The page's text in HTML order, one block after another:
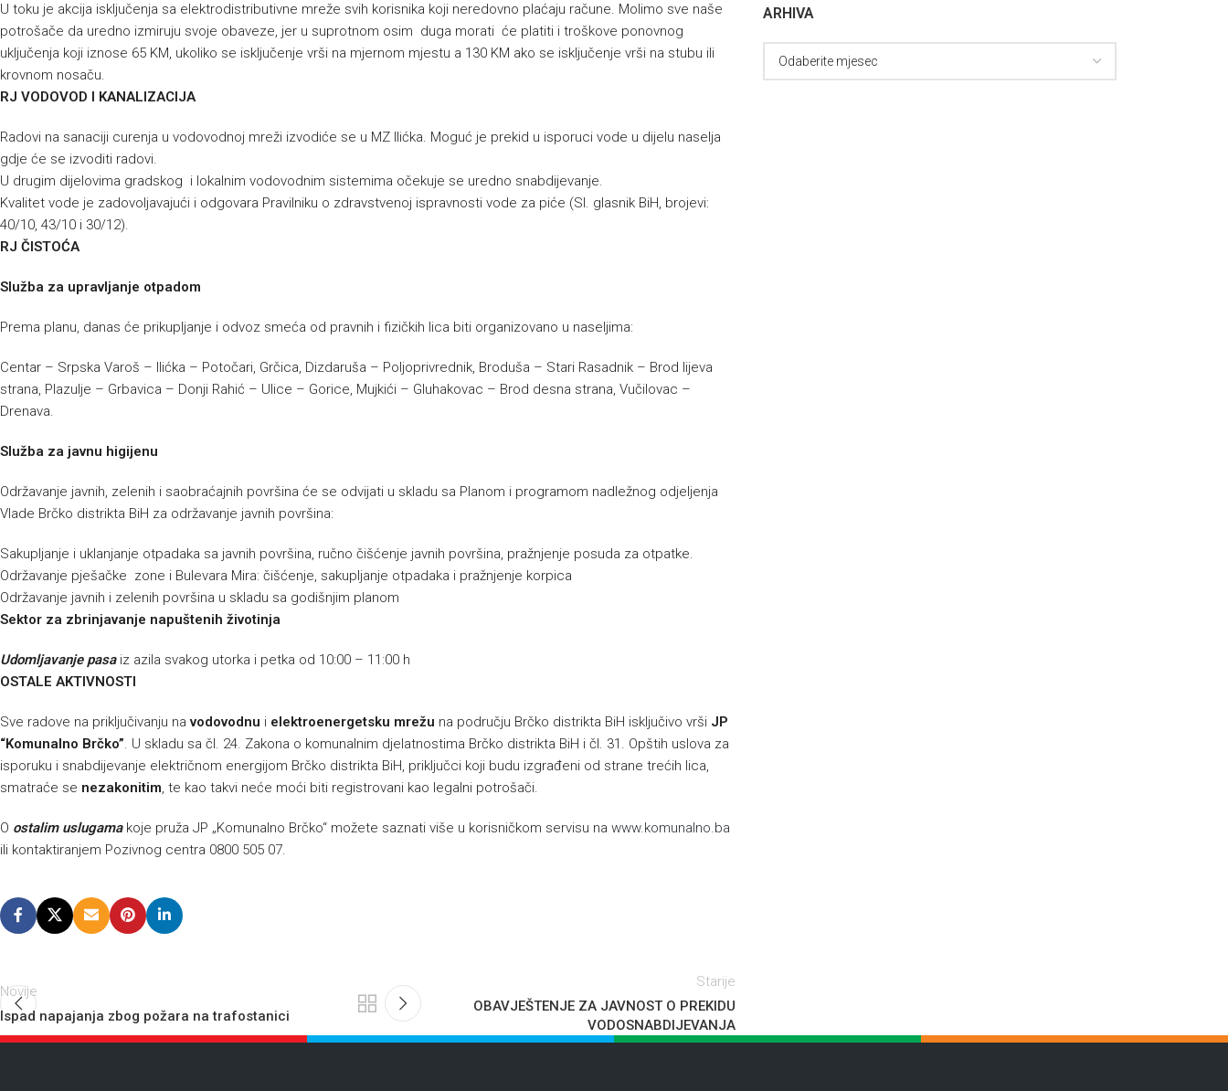
U toku je akcija isključenja sa elektrodistributivne mreže svih korisnika koji neredovno plaćaju račune. Molimo sve naše
potrošače da uredno izmiruju svoje obaveze, jer u suprotnom osim duga morati će platiti i troškove ponovnog
uključenja koji iznose 65 KM, ukoliko se isključenje vrši na mjernom mjestu a 130 KM ako se isključenje vrši na stubu ili
krovnom nosaču.
RJ VODOVOD I KANALIZACIJA
Radovi na sanaciji curenja u vodovodnoj mreži izvodiće se u MZ Ilićka. Moguć je prekid u isporuci vode u dijelu naselja
gdje će se izvoditi radovi.
U drugim dijelovima gradskog i lokalnim vodovodnim sistemima očekuje se uredno snabdijevanje.
Kvalitet vode je zadovoljavajući i odgovara Pravilniku o zdravstvenoj ispravnosti vode za piće (Sl. glasnik BiH, brojevi:
40/10, 43/10 i 30/12).
RJ ČISTOĆA
Služba za upravljanje otpadom
Prema planu, danas će prikupljanje i odvoz smeća od pravnih i fizičkih lica biti organizovano u naseljima:
Centar – Srpska Varoš – Ilićka – Potočari, Grčica, Dizdaruša – Poljoprivrednik, Broduša – Stari Rasadnik – Brod lijeva
strana, Plazulje – Grbavica – Donji Rahić – Ulice – Gorice, Mujkići – Gluhakovac – Brod desna strana, Vučilovac –
Drenava.
Služba za javnu higijenu
Održavanje javnih, zelenih i saobraćajnih površina će se odvijati u skladu sa Planom i programom nadležnog odjeljenja
Vlade Brčko distrikta BiH za održavanje javnih površina:
Sakupljanje i uklanjanje otpadaka sa javnih površina, ručno čišćenje javnih površina, pražnjenje posuda za otpatke.
Održavanje pješačke zone i Bulevara Mira: čišćenje, sakupljanje otpadaka i pražnjenje korpica
Održavanje javnih i zelenih površina u skladu sa godišnjim planom
Sektor za zbrinjavanje napuštenih životinja
Udomljavanje pasaiz azila svakog utorka i petka od 10:00 – 11:00 h
OSTALE AKTIVNOSTI
Sve radove na priključivanju navodovodnu i elektroenergetsku mrežu na području Brčko distrikta BiH isključivo vrši JP
“Komunalno Brčko”. U skladu sa čl. 24. Zakona o komunalnim djelatnostima Brčko distrikta BiH i čl. 31. Opštih uslova za
isporuku i snabdijevanje električnom energijom Brčko distrikta BiH, priključci koji budu izgrađeni od strane trećih lica,
smatraće se nezakonitim, te kao takvi neće moći biti registrovani kao legalni potrošači.
O ostalim uslugamakoje pruža JP „Komunalno Brčko“ možete saznati više u korisničkom servisu na www.komunalno.ba
ili kontaktiranjem Pozivnog centra 0800 505 07.
Novije
Ispad napajanja zbog požara na trafostanici
Starije
OBAVJEŠTENJE ZA JAVNOST O PREKIDU
VODOSNABDIJEVANJA
ARHIVA